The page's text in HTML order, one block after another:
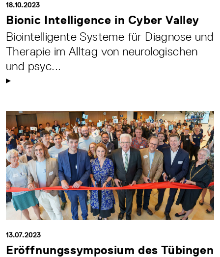
18.10.2023
Bionic Intelligence in Cyber Valley
Biointelligente Systeme für Diagnose und
Therapie im Alltag von neurologischen
und psyc...
13.07.2023
Eröffnungssymposium des Tübingen